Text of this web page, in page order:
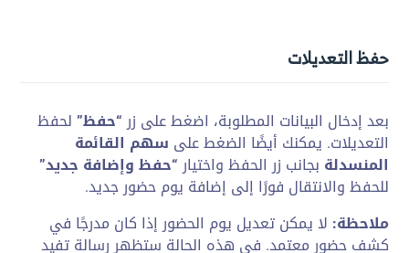
حفظ التعديلات
بعد إدخال البيانات المطلوبة، اضغط على زر“حفظ”لحفظ
التعديلات. يمكنك أيضًا الضغط على سهم القائمة
المنسدلة بجانب زرالحفظ واختيار“حفظ وإضافة جديد”
للحفظ والانتقال فورًا إلى إضافة يومحضور جديد.
ملاحظة: لا يمكن تعديل يوم الحضورإذا كان مدرجًا في
كشف حضور معتمد. في هذه الحالة ستظهر رسالة تفيد